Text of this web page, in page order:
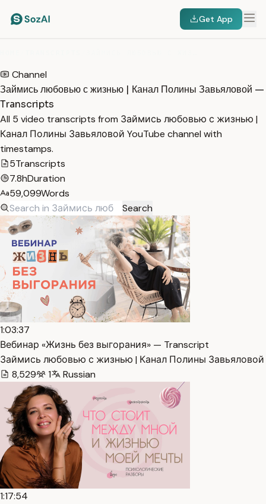
Get App
Channel
Займись любовью с жизнью | Канал Полины Завьяловой —
Transcripts
All 5 video transcripts from Займись любовью с жизнью |
Канал Полины Завьяловой YouTube channel with
timestamps.
5Transcripts
7.8hDuration
59,099Words
Search
1:03:37
Вебинар «Жизнь без выгорания» — Transcript
Займись любовью с жизнью | Канал Полины Завьяловой
8,529
1 Russian
1:17:54